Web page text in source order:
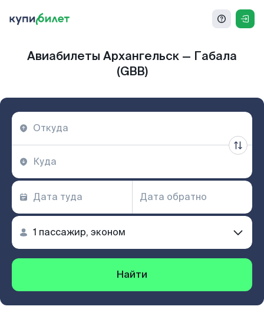
Авиабилеты Архангельск — Габала
(GBB)
Найти